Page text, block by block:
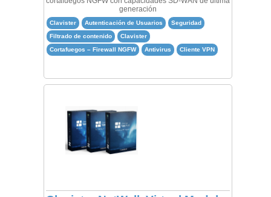
generación
Clavister Autenticación de Usuarios
Seguridad
Filtrado de contenido
Clavister
Cortafuegos – Firewall NGFW
Antivirus Cliente VPN